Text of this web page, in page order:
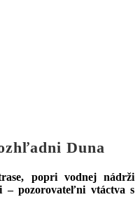
Duna
popri vodnej nádrži
– pozorovateľni vtáctva s